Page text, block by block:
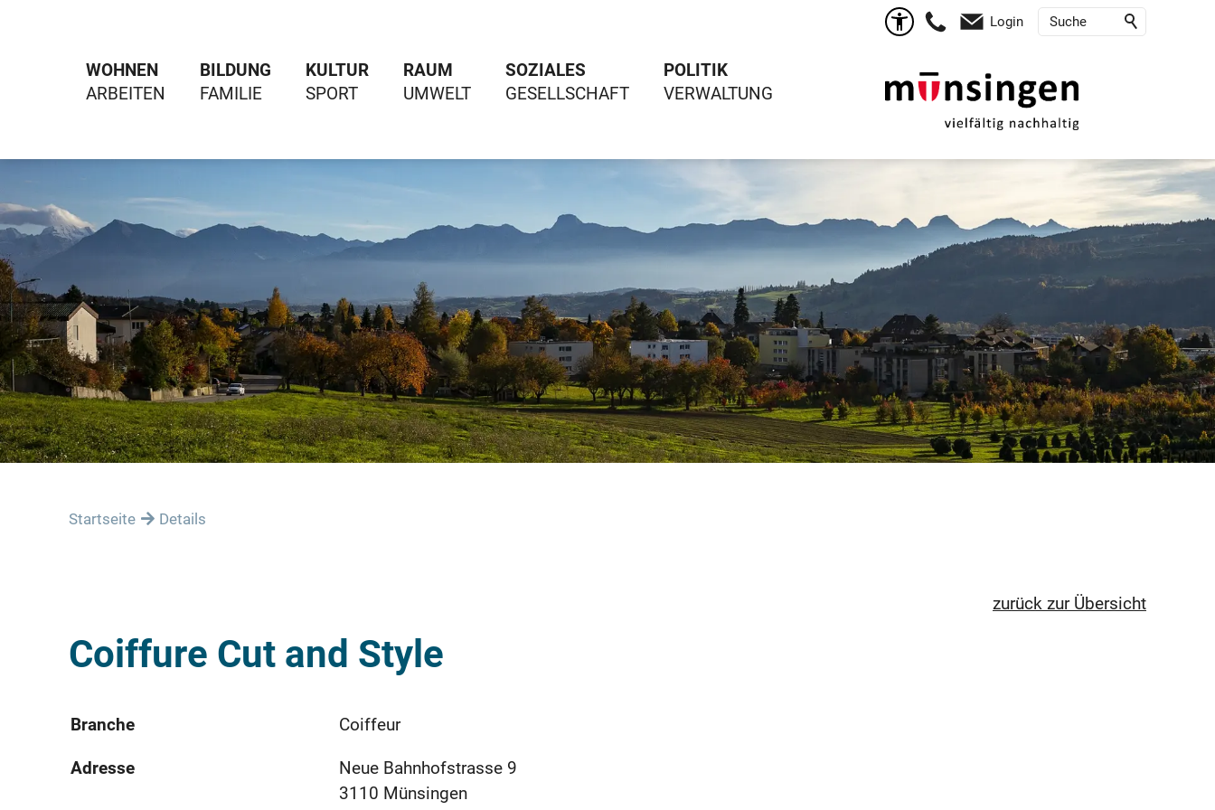
WOHNEN BILDUNG KULTUR RAUM SOZIALES POLITIK
Login
Startseite Details
zurück zur Übersicht
Coiffure Cut and Style
Branche Coiffeur
Adresse
Neue Bahnhofstrasse 9
3110 Münsingen